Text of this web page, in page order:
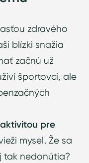
zdravého
blízki snažia
začnú už
športovci, ale
pre
myseľ. Že sa
tak nedonútia?